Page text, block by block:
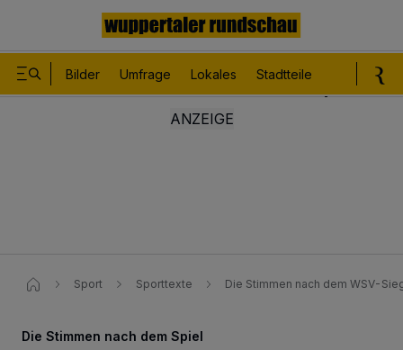
Bilder Umfrage Lokales Stadtteile
Sport Sporttexte Die Stimmen nach dem WSV-
Die Stimmen nach dem Spiel